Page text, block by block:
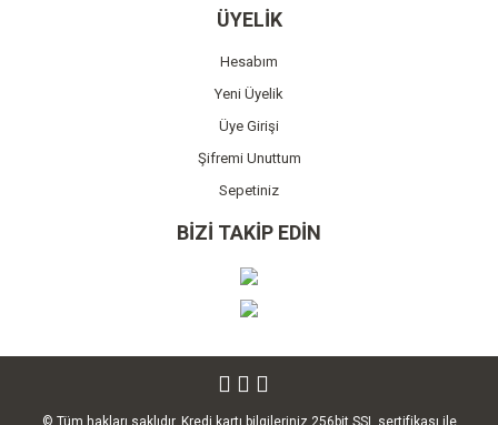
ÜYELİK
Hesabım
Yeni Üyelik
Üye Girişi
Şifremi Unuttum
Sepetiniz
BİZİ TAKİP EDİN
© Tüm hakları saklıdır. Kredi kartı bilgileriniz 256bit SSL sertifikası ile